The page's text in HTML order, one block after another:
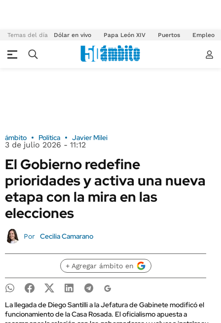
Temas del día Dólar en vivo Papa León XIV Puertos Empleo
ámbito Política Javier Milei
3 de julio 2026 - 11:12
El Gobierno redefine
prioridades y activa una nueva
etapa con la mira en las
elecciones
Por Cecilia Camarano
+ Agregar ámbito en
La llegada de Diego Santilli a la Jefatura de Gabinete modificó el
funcionamiento de la Casa Rosada. El oficialismo apuesta a